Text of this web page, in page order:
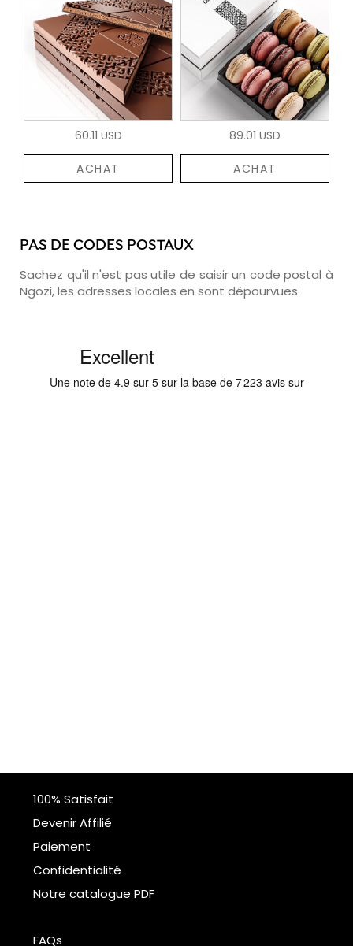
60.11 USD
ACHAT
89.01 USD
ACHAT
PAS DE CODES POSTAUX
Sachez qu'il n'est pas utile de saisir un code postal à
Ngozi, les adresses locales en sont dépourvues.
100% Satisfait
Devenir Affilié
Paiement
Confidentialité
Notre catalogue PDF
FAQs